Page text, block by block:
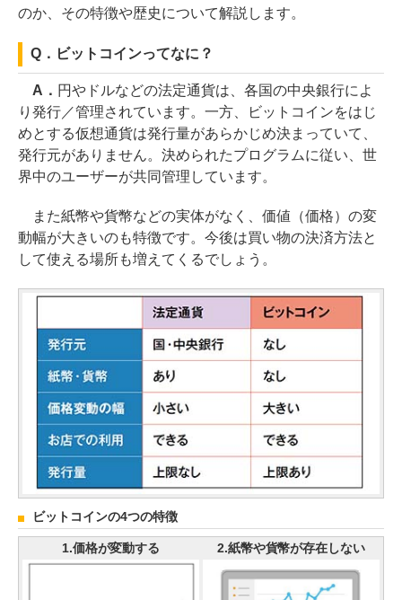
のか、その特徴や歴史について解説します。
Q．ビットコインってなに？
A． 円やドルなどの法定通貨は、各国の中央銀行によ
り発行／管理されています。一方、ビットコインをはじ
めとする仮想通貨は発行量があらかじめ決まっていて、
発行元がありません。決められたプログラムに従い、世
界中のユーザーが共同管理しています。
また紙幣や貨幣などの実体がなく、価値（価格）の変
動幅が大きいのも特徴です。今後は買い物の決済方法と
して使える場所も増えてくるでしょう。
ビットコインの4つの特徴
1.価格が変動する 2.紙幣や貨幣が存在しない